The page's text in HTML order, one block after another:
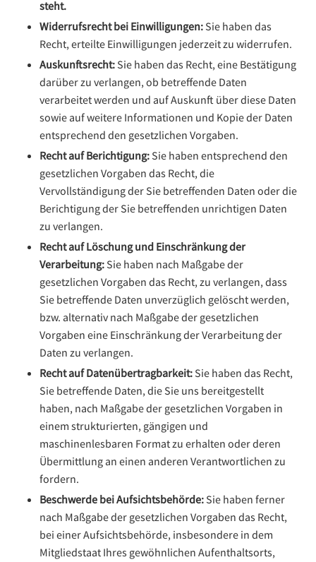
steht.
Widerrufsrecht bei Einwilligungen:Sie haben das
Recht, erteilte Einwilligungen jederzeit zu widerrufen.
Auskunftsrecht:Sie haben das Recht, eine Bestätigung
darüber zu verlangen, ob betreffende Daten
verarbeitet werden und auf Auskunft über diese Daten
sowie auf weitere Informationen und Kopie der Daten
entsprechend den gesetzlichen Vorgaben.
Recht auf Berichtigung:Sie haben entsprechend den
gesetzlichen Vorgaben das Recht, die
Vervollständigung der Sie betreffenden Daten oder die
Berichtigung der Sie betreffenden unrichtigen Daten
zu verlangen.
Recht auf Löschung und Einschränkung der
Verarbeitung:Sie haben nach Maßgabe der
gesetzlichen Vorgaben das Recht, zu verlangen, dass
Sie betreffende Daten unverzüglich gelöscht werden,
bzw. alternativ nach Maßgabe der gesetzlichen
Vorgaben eine Einschränkung der Verarbeitung der
Daten zu verlangen.
Recht auf Datenübertragbarkeit:Sie haben das Recht,
Sie betreffende Daten, die Sie uns bereitgestellt
haben, nach Maßgabe der gesetzlichen Vorgaben in
einem strukturierten, gängigen und
maschinenlesbaren Format zu erhalten oder deren
Übermittlung an einen anderen Verantwortlichen zu
fordern.
Beschwerde bei Aufsichtsbehörde:Sie haben ferner
nach Maßgabe der gesetzlichen Vorgaben das Recht,
bei einer Aufsichtsbehörde, insbesondere in dem
Mitgliedstaat Ihres gewöhnlichen Aufenthaltsorts,